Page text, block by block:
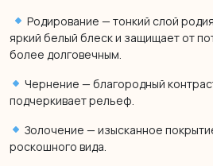
Родирование — тонкий слой
яркий белый блеск и защищает от
более долговечным.
Чернение — благородный
подчеркивает рельеф.
Золочение — изысканное
роскошного вида.